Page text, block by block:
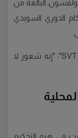
البالغة من
حكام الدوري السويدي
وقالت أولفسون في تصريحات لـ"SVT Sport": "إنه شعور لا
في هرم التحكيم